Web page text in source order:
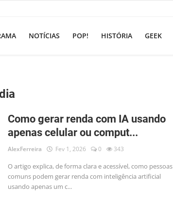
NOTÍCIAS POP! HISTÓRIA GEEK
Como gerar renda com IA usando
apenas celular ou comput...
AlexFerreira Fev 1, 2026 0 343
O artigo explica, de forma clara e acessível, como pessoas
comuns podem gerar renda com inteligência artificial
usando apenas um c...